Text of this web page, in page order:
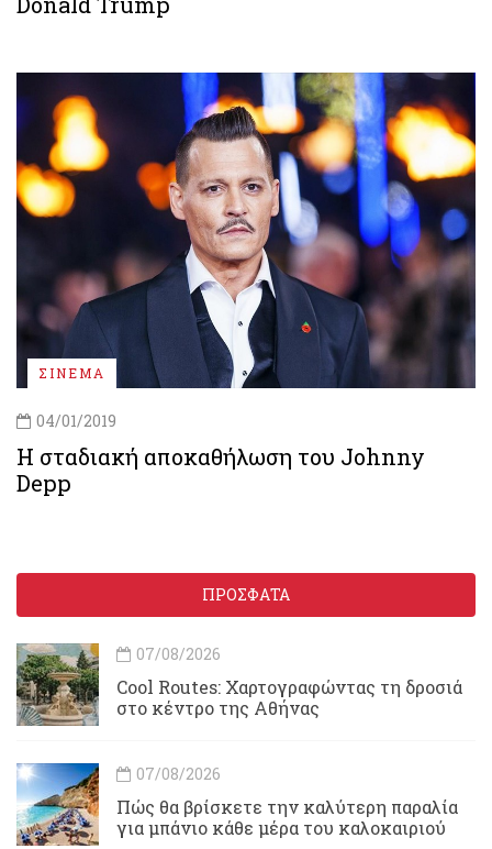
ΣΙΝΕΜΑ
04/01/2019
Η σταδιακή αποκαθήλωση του Johnny
Depp
ΠΡΟΣΦΑΤΑ
07/08/2026
Cool Routes: Χαρτογραφώντας τη δροσιά
στο κέντρο της Αθήνας
07/08/2026
Πώς θα βρίσκετε την καλύτερη παραλία
για μπάνιο κάθε μέρα του καλοκαιριού